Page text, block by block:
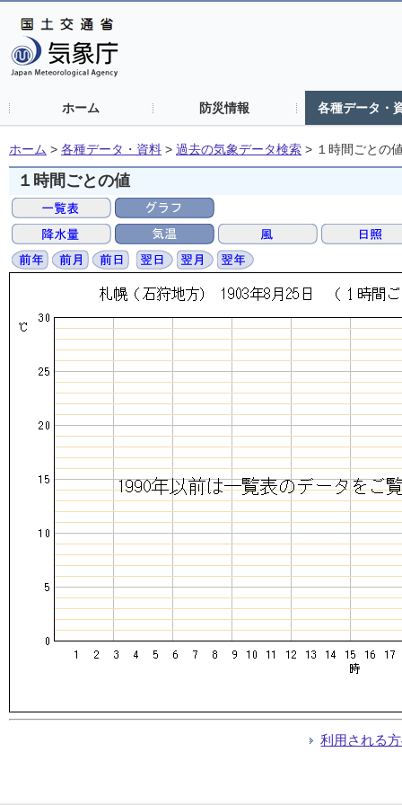
ホーム 防災情報 各種データ・
ホーム > 各種データ・資料 > 過去の気象データ検索 > １時間ごとの
１時間ごとの値
利用される